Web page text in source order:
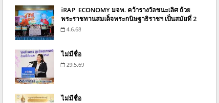
iRAP_ECONOMY มจพ. คว้ารางวัลชนะเลิศ ถ้วย
พระราชทานสมเด็จพระกนิษฐาธิราชฯ เป็นสมัยที่ 2
4.6.68
ไม่มีชื่อ
29.5.69
ไม่มีชื่อ